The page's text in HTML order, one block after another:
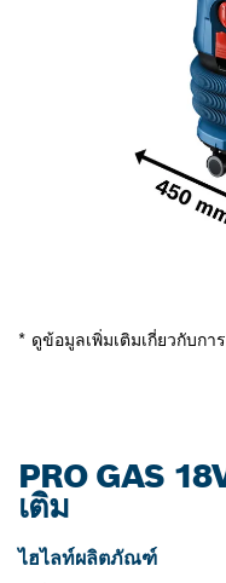
* ดูข้อมูลเพิ่มเติมเกี่ยวกับกา
PRO GAS
เติม
ไฮไลท์ผลิตภัณฑ์